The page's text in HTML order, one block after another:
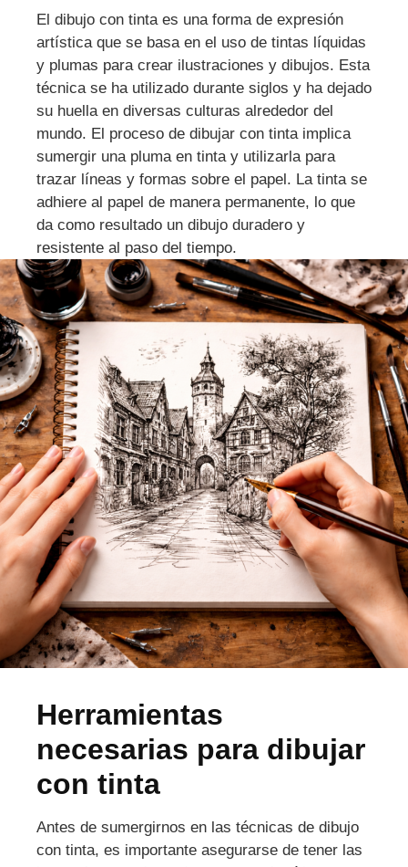
El dibujo con tinta es una forma de expresión
artística que se basa en el uso de tintas líquidas
y plumas para crear ilustraciones y dibujos. Esta
técnica se ha utilizado durante siglos y ha dejado
su huella en diversas culturas alrededor del
mundo. El proceso de dibujar con tinta implica
sumergir una pluma en tinta y utilizarla para
trazar líneas y formas sobre el papel. La tinta se
adhiere al papel de manera permanente, lo que
da como resultado un dibujo duradero y
resistente al paso del tiempo.
Herramientas
necesarias para dibujar
con tinta
Antes de sumergirnos en las técnicas de dibujo
con tinta, es importante asegurarse de tener las